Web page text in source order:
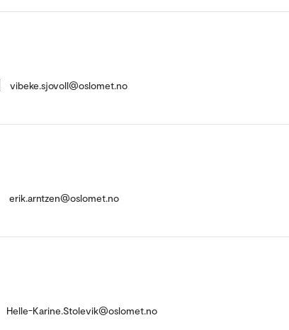
vibeke.sjovoll@oslomet.no
erik.arntzen@oslomet.no
Helle-Karine.Stolevik@oslomet.no